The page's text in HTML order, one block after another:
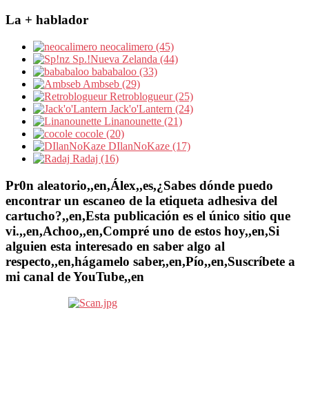
La + hablador
neocalimero (45)
Sp.!Nueva Zelanda (44)
bababaloo (33)
Ambseb (29)
Retroblogueur (25)
Jack'o'Lantern (24)
Linanounette (21)
cocole (20)
DIlanNoKaze (17)
Radaj (16)
Pr0n aleatorio,,en,Álex,,es,¿Sabes dónde puedo
encontrar un escaneo de la etiqueta adhesiva del
cartucho?,,en,Esta publicación es el único sitio que
vi.,,en,Achoo,,en,Compré uno de estos hoy,,en,Si
alguien esta interesado en saber algo al
respecto,,en,hágamelo saber,,en,Pío,,en,Suscríbete a
mi canal de YouTube,,en